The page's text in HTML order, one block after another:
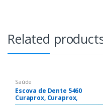
Related
Saúde
Escova de Dente 5460
Curaprox, Curaprox,